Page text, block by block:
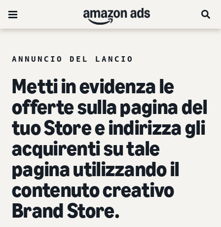
ANNUNCIO DEL LANCIO
Metti in evidenza le
offerte sulla pagina del
tuo Store e indirizza gli
acquirenti su tale
pagina utilizzando il
contenuto creativo
Brand Store.